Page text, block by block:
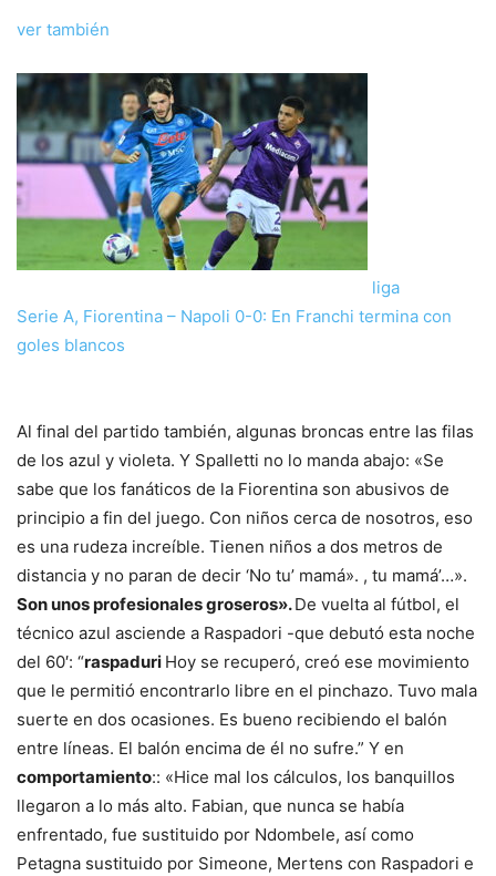
ver también
liga
Serie A, Fiorentina – Napoli 0-0: En Franchi termina con
goles blancos
Al final del partido también, algunas broncas entre las filas
de los azul y violeta. Y Spalletti no lo manda abajo: «Se
sabe que los fanáticos de la Fiorentina son abusivos de
principio a fin del juego. Con niños cerca de nosotros, eso
es una rudeza increíble. Tienen niños a dos metros de
distancia y no paran de decir ‘No tu’ mamá». , tu mamá’…».
Son unos profesionales groseros».De vuelta al fútbol, ​​el
técnico azul asciende a Raspadori -que debutó esta noche
del 60′: “raspaduri Hoy se recuperó, creó ese movimiento
que le permitió encontrarlo libre en el pinchazo. Tuvo mala
suerte en dos ocasiones. Es bueno recibiendo el balón
entre líneas. El balón encima de él no sufre.” Y en
comportamiento:: «Hice mal los cálculos, los banquillos
llegaron a lo más alto. Fabian, que nunca se había
enfrentado, fue sustituido por Ndombele, así como
Petagna sustituido por Simeone, Mertens con Raspadori e